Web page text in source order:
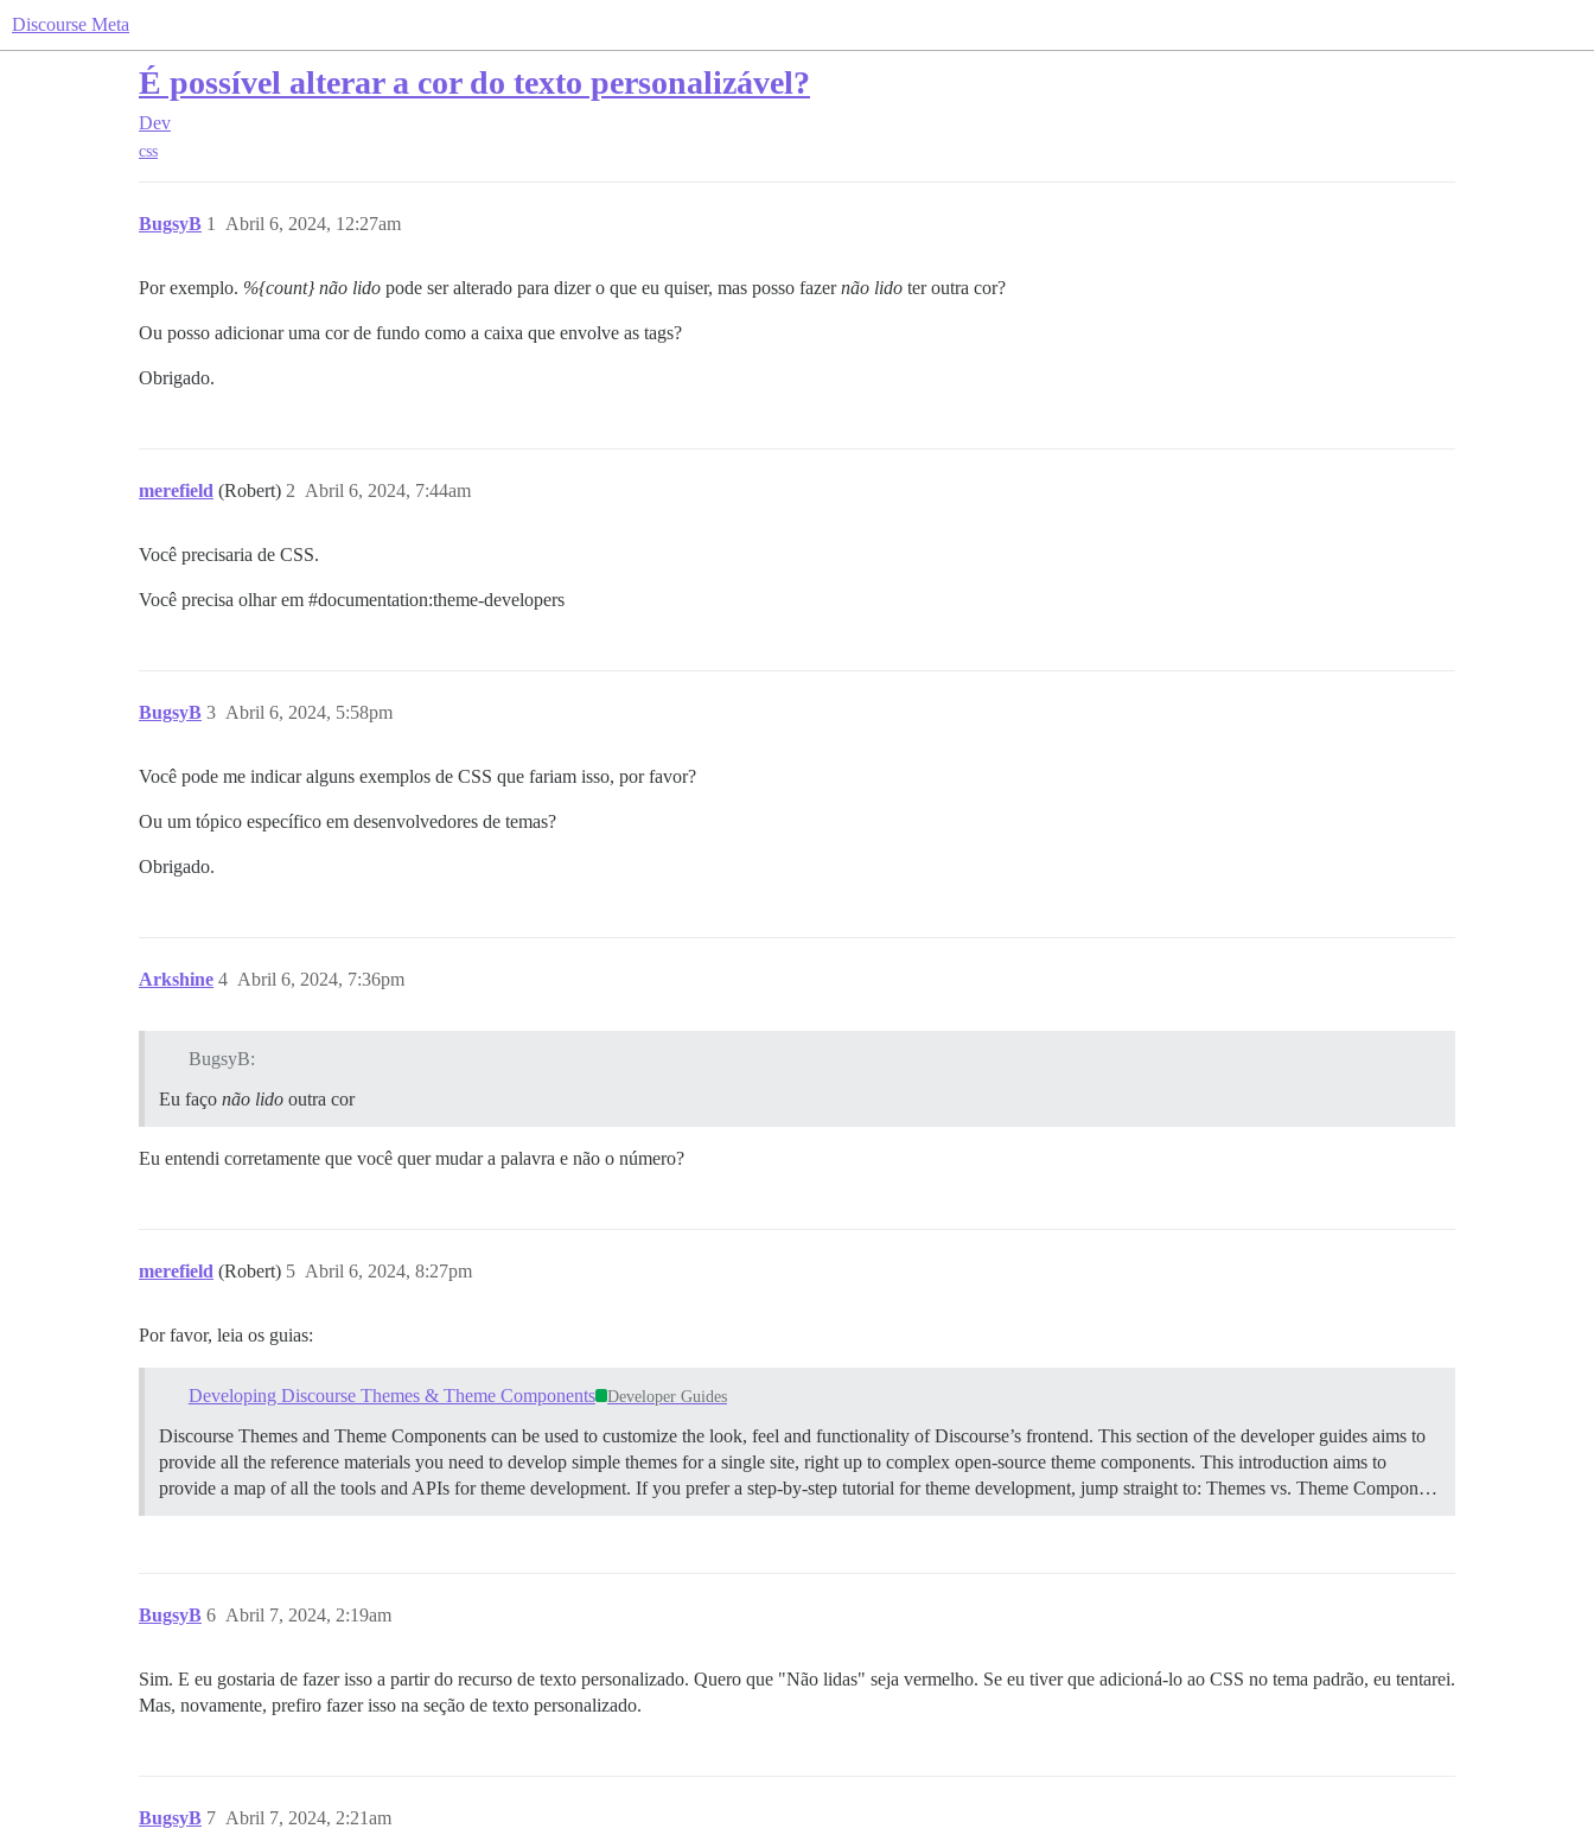
Discourse Meta
É possível alterar a cor do texto personalizável?
Dev
css
BugsyB Abril 6, 2024, 12:27am
1
Por exemplo. %{count} não lido pode ser alterado para dizer o que eu quiser, mas posso fazernão lido ter outra cor?
Ou posso adicionar uma cor de fundo como a caixa que envolve as tags?
Obrigado.
merefield (Robert) Abril 6, 2024, 7:44am
2
Você precisaria de CSS.
Você precisa olhar em #documentation:theme-developers
BugsyB Abril 6, 2024, 5:58pm
3
Você pode me indicar alguns exemplos de CSS que fariam isso, por favor?
Ou um tópico específico em desenvolvedores de temas?
Obrigado.
Arkshine Abril 6, 2024, 7:36pm
4
BugsyB:
Eu faço não lido outra cor
Eu entendi corretamente que você quer mudar a palavra e não o número?
merefield (Robert) Abril 6, 2024, 8:27pm
5
Por favor, leia os guias:
Developing Discourse Themes & Theme Components Developer Guides
Discourse Themes and Theme Components can be used to customize the look, feel and functionality of Discourse’s frontend. This section of the developer guides aims to
provide all the reference materials you need to develop simple themes for a single site, right up to complex open-source theme components. This introduction aims to
provide a map of all the tools and APIs for theme development. If you prefer a step-by-step tutorial for theme development, jump straight to: Themes vs. Theme Compon…
BugsyB Abril 7, 2024, 2:19am
6
Sim. E eu gostaria de fazer isso a partir do recurso de texto personalizado. Quero que "Não lidas" seja vermelho. Se eu tiver que adicioná-lo ao CSS no tema padrão, eu tentarei.
Mas, novamente, prefiro fazer isso na seção de texto personalizado.
BugsyB Abril 7, 2024, 2:21am
7